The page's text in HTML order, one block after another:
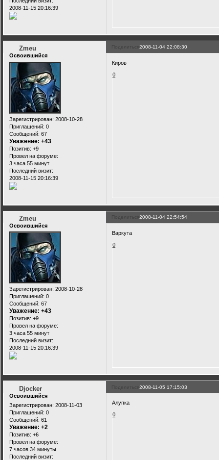
2008-11-15 20:16:39
Поделиться2008-11-04 22:08:30
Zmeu
Освоившийся
Зарегистрирован: 2008-10-28
Приглашений: 0
Сообщений: 67
Уважение: +43
Позитив: +9
Провел на форуме:
3 часа 55 минут
Последний визит:
2008-11-15 20:16:39
Киров
0
Поделиться2008-11-04 22:54:54
Zmeu
Освоившийся
Зарегистрирован: 2008-10-28
Приглашений: 0
Сообщений: 67
Уважение: +43
Позитив: +9
Провел на форуме:
3 часа 55 минут
Последний визит:
2008-11-15 20:16:39
Варкута
0
Поделиться2008-11-05 17:15:03
Djocker
Освоившийся
Зарегистрирован: 2008-11-03
Приглашений: 0
Сообщений: 61
Уважение: +2
Позитив: +6
Провел на форуме:
7 часов 34 минуты
Последний визит:
Алупка
0